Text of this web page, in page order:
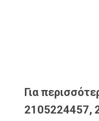
Για
2105224457,